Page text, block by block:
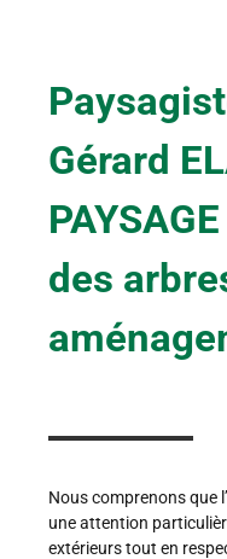
Gérard
des
Nous comprenons que
une attention
extérieurs tout en